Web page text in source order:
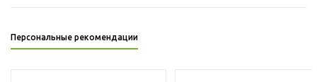
Персональные рекомендации